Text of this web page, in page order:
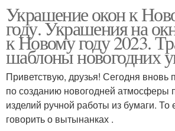
Украшение окон к
году. Украшения на
к Новому году 2023.
шаблоны новогодних
Приветствую, друзья! Сегодня
по созданию новогодней атмосферы
изделий ручной работы из бумаги. То
говорить о вытынанках .